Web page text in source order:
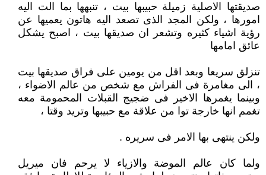
صديقتها الاصلية زميلة حبيبها بيت ، تنبهها بما الت اليه
امورها ، ولكن المجد الذى تصعد اليه هاتون يعميها عن
رؤية اشياء كثيره وتشعر ان صديقها بيت ، اصبح يشكل
عائق امامها
تنزلق سريعا وبعد اقل من يومين على فراق صديقها بيت
، الى مغامرة فى الفراش مع شخص من عالم الاضواء ،
وبينما يغمرها الاخير فى ضجيج القبلات المحمومة معه
تغمم انها خارجة توا من علاقة مع حبيبها وتريد وقتا ،
ولكن ينتهى بها الامر فى سريره .
ولما كان عالم الموضة والازياء لا يرحم فان ميريل